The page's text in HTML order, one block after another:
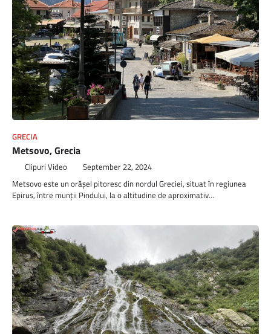
GRECIA
Metsovo, Grecia
Clipuri Video September 22, 2024
Metsovo este un orășel pitoresc din nordul Greciei, situat în regiunea
Epirus, între munții Pindului, la o altitudine de aproximativ…